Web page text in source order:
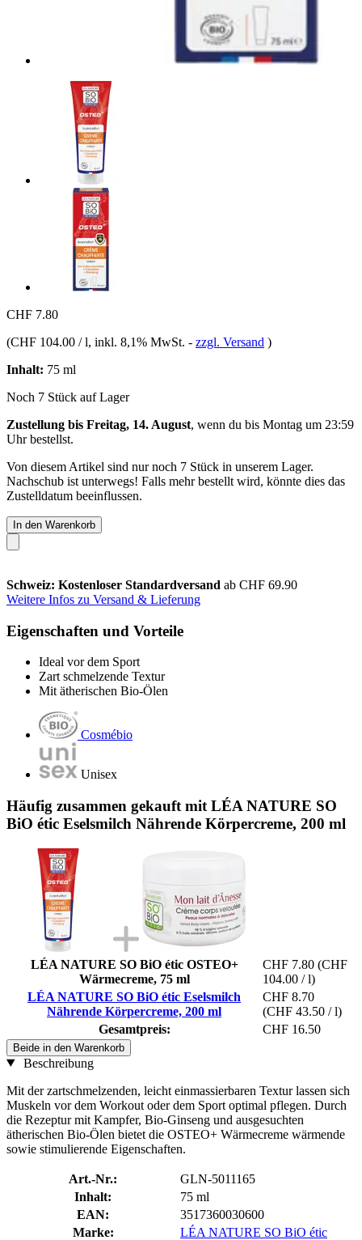
CHF 7.80
(CHF 104.00 / l, inkl. 8,1% MwSt. - zzgl. Versand )
Inhalt: 75 ml
Noch 7 Stück auf Lager
Zustellung bis Freitag, 14. August, wenn du bis Montag um 23:59
Uhrbestellst.
Von diesem Artikel sind nur noch 7 Stück in unserem Lager.
Nachschub ist unterwegs! Falls mehr bestellt wird, könnte dies das
Zustelldatum beeinflussen.
In den Warenkorb
Schweiz: Kostenloser Standardversand ab CHF 69.90
Weitere Infos zu Versand & Lieferung
Eigenschaften und Vorteile
Ideal vor dem Sport
Zart schmelzende Textur
Mit ätherischen Bio-Ölen
Cosmébio
Unisex
Häufig zusammen gekauft mit LÉA NATURE SO
BiO étic Eselsmilch Nährende Körpercreme, 200 ml
LÉA NATURE SO BiO étic OSTEO+
Wärmecreme, 75 ml
CHF 7.80 (CHF
104.00 / l)
LÉA NATURE SO BiO étic Eselsmilch
Nährende Körpercreme, 200 ml
CHF 8.70
(CHF 43.50 / l)
Gesamtpreis:
CHF 16.50
Beide in den Warenkorb
Beschreibung
Mit der zartschmelzenden, leicht einmassierbaren Textur lassen sich
Muskeln vor dem Workout oder dem Sport optimal pflegen. Durch
die Rezeptur mit Kampfer, Bio-Ginseng und ausgesuchten
ätherischen Bio-Ölen bietet die OSTEO+ Wärmecreme wärmende
sowie stimulierende Eigenschaften.
Art.-Nr.:
GLN-5011165
Inhalt:
75 ml
EAN:
3517360030600
Marke:
LÉA NATURE SO BiO étic